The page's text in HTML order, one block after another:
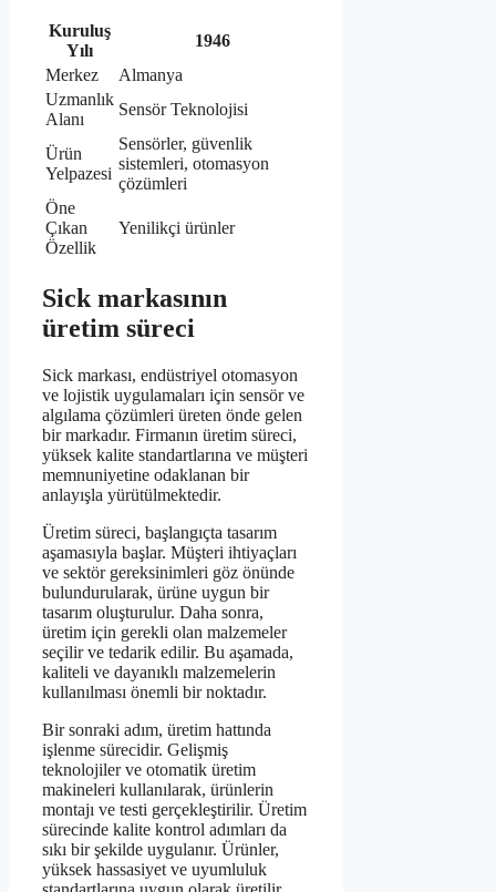
Kuruluş
Yılı
1946
Merkez
Almanya
Uzmanlık
Alanı
Sensör Teknolojisi
Ürün
Yelpazesi
Sensörler, güvenlik
sistemleri, otomasyon
çözümleri
Öne
Çıkan
Özellik
Yenilikçi ürünler
Sick markasının
üretim süreci
Sick markası, endüstriyel otomasyon
ve lojistik uygulamaları için sensör ve
algılama çözümleri üreten önde gelen
bir markadır. Firmanın üretim süreci,
yüksek kalite standartlarına ve müşteri
memnuniyetine odaklanan bir
anlayışla yürütülmektedir.
Üretim süreci, başlangıçta tasarım
aşamasıyla başlar. Müşteri ihtiyaçları
ve sektör gereksinimleri göz önünde
bulundurularak, ürüne uygun bir
tasarım oluşturulur. Daha sonra,
üretim için gerekli olan malzemeler
seçilir ve tedarik edilir. Bu aşamada,
kaliteli ve dayanıklı malzemelerin
kullanılması önemli bir noktadır.
Bir sonraki adım, üretim hattında
işlenme sürecidir. Gelişmiş
teknolojiler ve otomatik üretim
makineleri kullanılarak, ürünlerin
montajı ve testi gerçekleştirilir. Üretim
sürecinde kalite kontrol adımları da
sıkı bir şekilde uygulanır. Ürünler,
yüksek hassasiyet ve uyumluluk